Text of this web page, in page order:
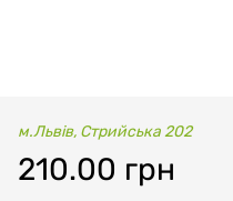
м.Львів, Стрийська 202
210.00 грн